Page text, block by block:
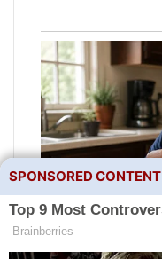
SPONSORED CONTENT